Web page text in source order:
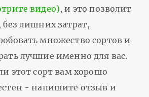
видео), и это позволит
без лишних затрат,
множество сортов и
лучшие именно для вас.
этот сорт вам хорошо
- напишите отзыв и